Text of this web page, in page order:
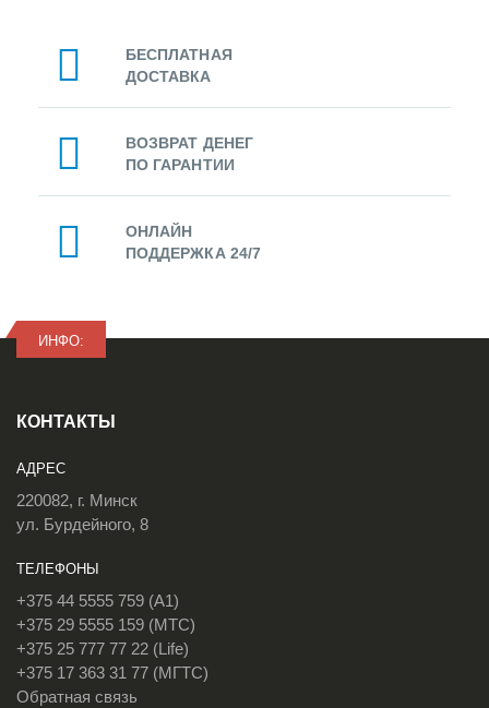
БЕСПЛАТНАЯ
ДОСТАВКА
ВОЗВРАТ ДЕНЕГ
ПО ГАРАНТИИ
ОНЛАЙН
ПОДДЕРЖКА 24/7
ИНФО:
КОНТАКТЫ
АДРЕС
220082, г. Минск
ул. Бурдейного, 8
ТЕЛЕФОНЫ
+375 44 5555 759 (A1)
+375 29 5555 159 (МТС)
+375 25 777 77 22 (Life)
+375 17 363 31 77 (МГТС)
Обратная связь